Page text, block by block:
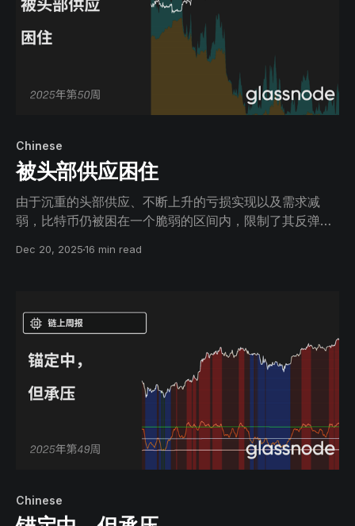
Chinese
被头部供应困住
由于沉重的头部供应、不断上升的亏损实现以及需求减
弱，比特币仍被困在一个脆弱的区间内，限制了其反弹尝
近获得支撑，定义了当前的“战场”；现货、期货和期权的
Dec 20, 202516 min read
Chinese